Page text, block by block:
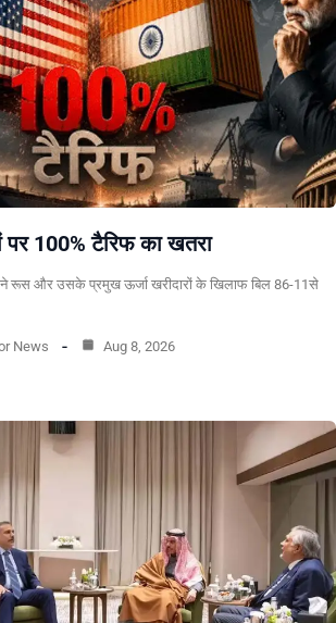
पर 100% टैरिफ का खतरा
रूस और उसके प्रमुख ऊर्जा खरीदारों के खिलाफ बिल 86-11से
News Aug 8, 2026